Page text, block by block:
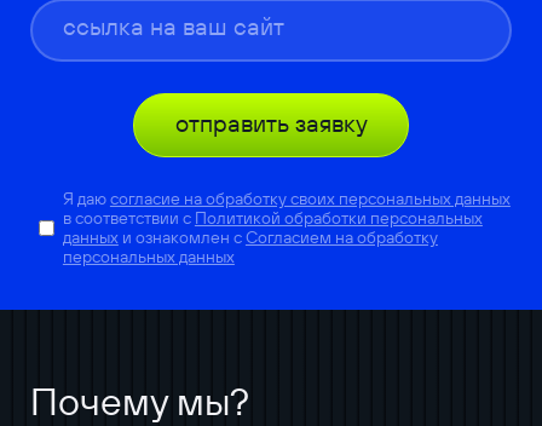
отправить заявку
Я даюсогласие на обработку своих персональных данных
в соответствии с Политикой обработки персональных
данныхи ознакомлен сСогласием на обработку
персональных данных
Почему мы?